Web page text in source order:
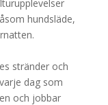
hundsläde,
stränder och
dag som
och jobbar